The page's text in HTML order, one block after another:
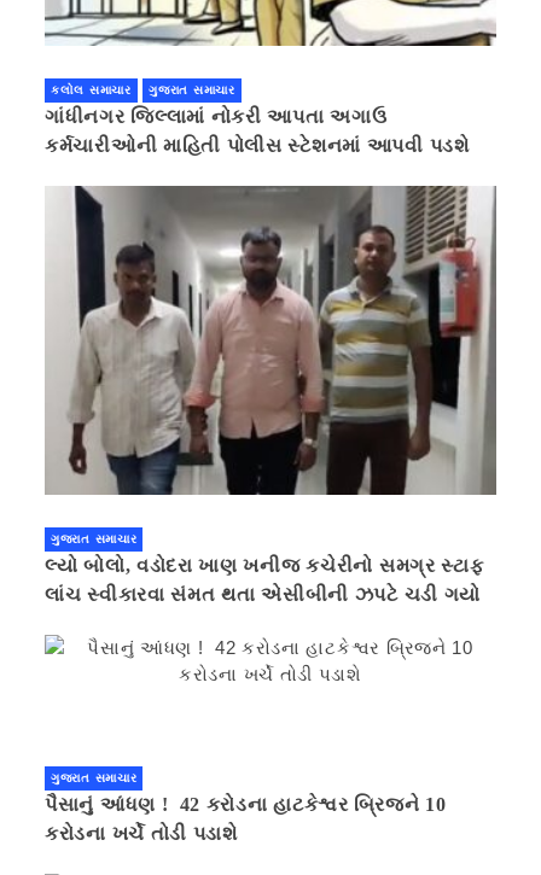
કલોલ સમાચાર ગુજરાત સમાચાર
ગાંધીનગર જિલ્લામાં નોકરી આપતા અગાઉ
કર્મચારીઓની માહિતી પોલીસ સ્ટેશનમાં આપવી પડશે
ગુજરાત સમાચાર
લ્યો બોલો, વડોદરા ખાણ ખનીજ કચેરીનો સમગ્ર સ્ટાફ
લાંચ સ્વીકારવા સંમત થતા એસીબીની ઝપટે ચડી ગયો
ગુજરાત સમાચાર
પૈસાનું આંધણ ! 42 કરોડના હાટકેશ્વર બ્રિજને 10
કરોડના ખર્ચે તોડી પડાશે